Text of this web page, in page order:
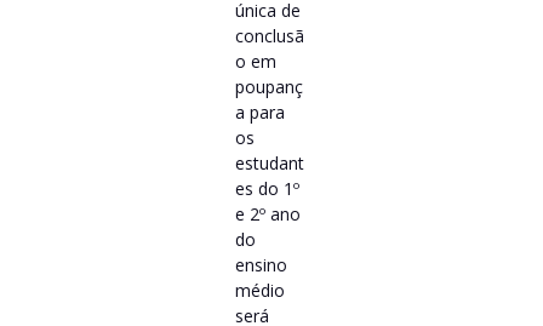
única de
conclusã
o em
poupanç
a para
os
estudant
es do 1º
e 2º ano
do
ensino
médio
será